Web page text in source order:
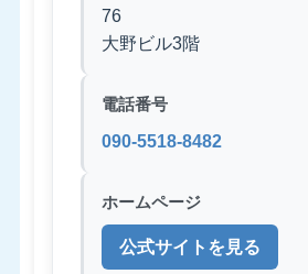
76
大野ビル3階
電話番号
090-5518-8482
ホームページ
公式サイトを見る